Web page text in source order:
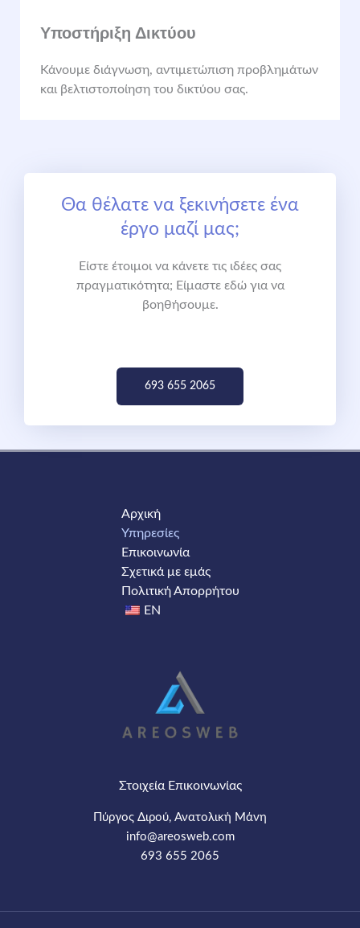
Υποστήριξη Δικτύου
Κάνουμε διάγνωση, αντιμετώπιση προβλημάτων
και βελτιστοποίηση του δικτύου σας.
Θα θέλατε να ξεκινήσετε ένα
έργο μαζί μας;
Είστε έτοιμοι να κάνετε τις ιδέες σας
πραγματικότητα; Είμαστε εδώ για να
βοηθήσουμε.
693 655 2065
Αρχική
Υπηρεσίες
Επικοινωνία
Σχετικά με εμάς
Πολιτική Απορρήτου
EN
Στοιχεία Επικοινωνίας
Πύργος Διρού, Ανατολική Μάνη
info@areosweb.com​
693 655 2065